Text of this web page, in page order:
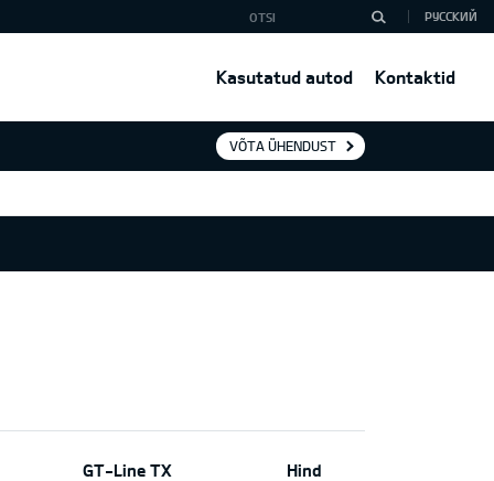
Kasutatud autod Kontaktid
РУССКИЙ
VÕTA ÜHENDUST
GT-Line TX Hind